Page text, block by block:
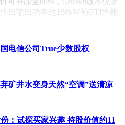
出输出功率达166kW的GTI性能
具备交通信号识别功能的
助系统，并成为大众首批搭载车
可向外输出最高3.6kW电力。大
及。"
发车型ID. Polo
电信公司True少数股权
矿井水变身天然“空调”送清凉
：试探买家兴趣 持股价值约11